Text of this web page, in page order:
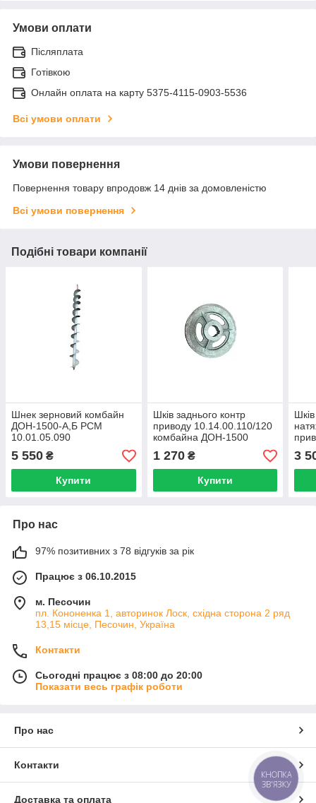
Умови оплати
Післяплата
Готівкою
Онлайн оплата на карту 5375-4115-0903-5536
Всі умови оплати
Умови повернення
Повернення товару впродовж 14 днів за домовленістю
Всі умови повернення
Подібні товари компанії
Шнек зерновий комбайн
ДОН-1500-А,Б РСМ
10.01.05.090
5 550 ₴
Купити
Шків заднього контр
приводу 10.14.00.110/120
комбайна ДОН-1500
1 270₴
Купити
3
Про нас
97% позитивних з 78 відгуків за рік
Працює з 06.10.2015
м. Песочин
пл. Кононенка 1, авторинок Лоск, східна сторона 2 ряд
13,15 місце, Песочин, Україна
Контакти
Сьогодні працює з 08:00 до 20:00
Показати весь графік роботи
Про нас
Контакти
Доставка та оплата
КНОПКА
ЗВ'ЯЗКУ